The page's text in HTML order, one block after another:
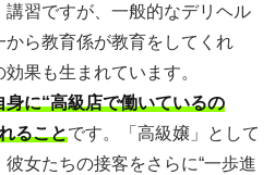
習ですが、一般的なデリヘル
ら教育係が教育をしてくれ
果も生まれています。
身に“高級店で働いているの
ることです。「高級嬢」として
女たちの接客をさらに“一歩進